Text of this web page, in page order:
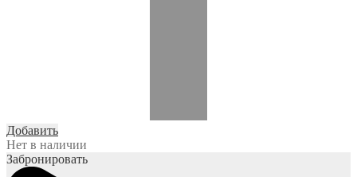
Добавить
Нет в наличии
Забронировать